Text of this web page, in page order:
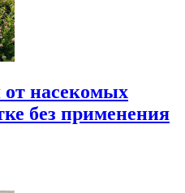
от насекомых
без применения